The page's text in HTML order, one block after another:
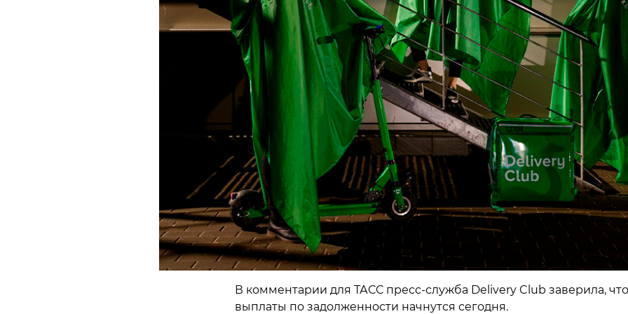
В комментарии для ТАСС пресс-служба Delivery Club заверила, что
выплаты по задолженности начнутся сегодня.